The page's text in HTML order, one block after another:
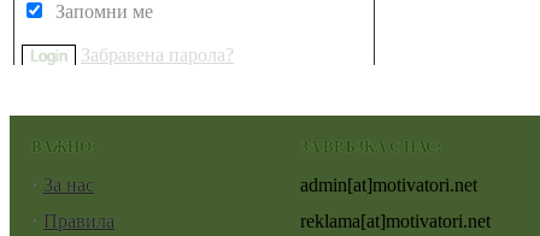
Запомни ме
Забравена парола?
ВАЖНО:
За нас
Правила
ЗА ВРЪЗКА С НАС:
admin[at]motivatori.net
reklama[at]motivatori.net